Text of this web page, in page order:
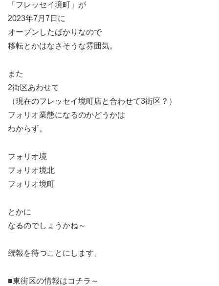
「フレッセイ境町」が
2023年7月7日に
オープンしたばかりなので
移転とかはなさそうな雰囲気。
また
2街区あわせて
（現在のフレッセイ境町店と合わせて3街区？）
フォリオ業態になるのかどうかは
わからず。
フォリオ境
フォリオ境北
フォリオ境町
とかに
なるのでしょうかね～
続報を待つことにします。
■東街区の情報はコチラ～